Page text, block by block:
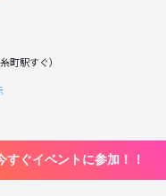
町駅すぐ）
すぐイベントに参加！！